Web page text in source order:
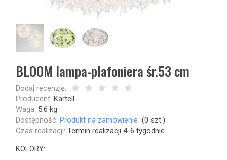
BLOOM lampa-plafoniera śr.53 cm
Dodaj recenzję:
Producent: Kartell
Waga: 5.6 kg
Dostępność: Produkt na zamówienie (0 szt.)
Czas realizacji: Termin realizacji 4-6 tygodnie.
KOLORY: